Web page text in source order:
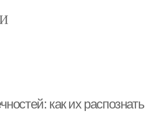
как их распознать